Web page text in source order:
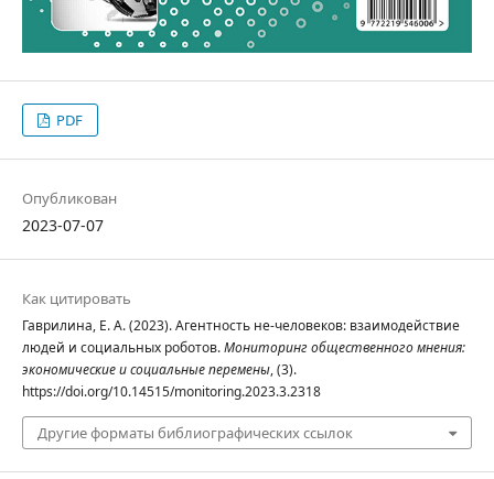
PDF
Опубликован
2023-07-07
Как цитировать
Гаврилина, Е. А. (2023). Агентность не-человеков: взаимодействие
людей и социальных роботов.Мониторинг общественного мнения:
экономические и социальные перемены, (3).
https://doi.org/10.14515/monitoring.2023.3.2318
Другие форматы библиографических ссылок